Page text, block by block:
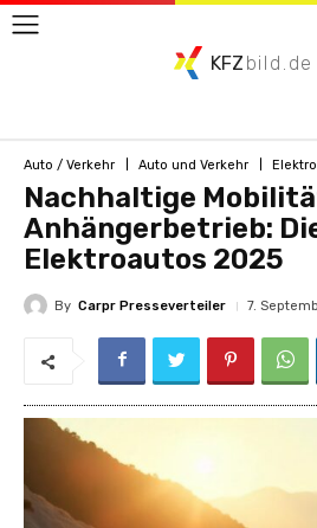
KFZ bild.de
Auto / Verkehr Auto und Verkehr
Nachhaltige
Anhängerbetrieb:
Elektroautos 2025
By Carpr Presseverteiler 7.